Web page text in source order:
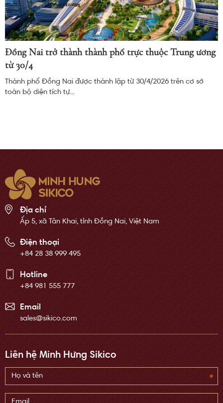
Đồng Nai trở thành thành phố trực thuộc Trung ương
từ 30/4
Thành phố Đồng Nai được thành lập từ 30/4/2026 trên cơ sở
toàn bộ diện tích tự...
Địa chỉ
Ấp 5, xã Tân Khai, tỉnh Đồng Nai, Việt Nam
Điện thoại
+84 28 38 999 495
Hotline
+84 981 555 777
Email
sales@sikico.com
Liên hệ Minh Hưng Sikico